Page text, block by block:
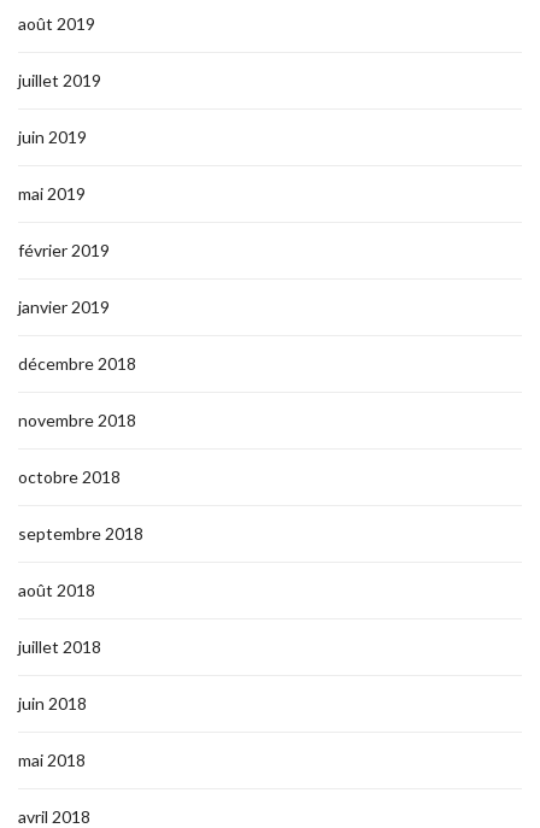
août 2019
juillet 2019
juin 2019
mai 2019
février 2019
janvier 2019
décembre 2018
novembre 2018
octobre 2018
septembre 2018
août 2018
juillet 2018
juin 2018
mai 2018
avril 2018